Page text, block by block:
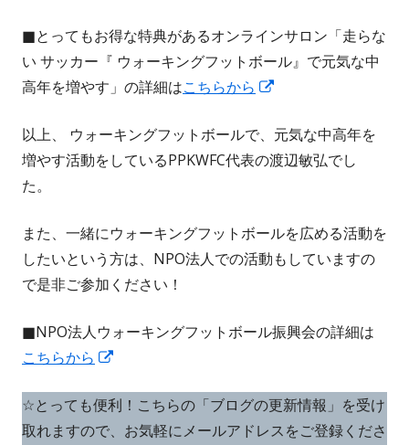
ド
ウ
で
き
ま
い
ウ
ィ
ド
ウ
き
ま
す
■とってもお得な特典があるオンラインサロン「走らな
い サッカー『 ウォーキングフットボール』で元気な中
高年を増やす」の詳細はこちらから
い
ウ
ド
ウ
き
す
以上、 ウォーキングフットボールで、元気な中高年を
増やす活動をしているPPKWFC代表の渡辺敏弘でし
た。
また、一緒にウォーキングフットボールを広める活動を
したいという方は、NPO法人での活動もしていますの
で是非ご参加ください！
■NPO法人ウォーキングフットボール振興会の詳細は
こちらから
い
ウ
☆とっても便利！こちらの「ブログの更新情報」を受け
取れますので、お気軽にメールアドレスをご登録くださ